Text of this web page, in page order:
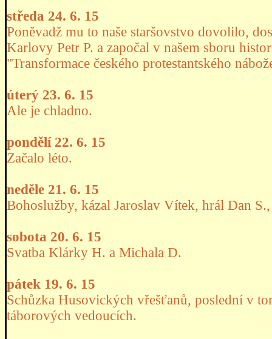
středa 24. 6. 15
Poněvadž mu to naše staršovstvo dovolilo,
Karlovy Petr P. a započal v našem sboru
"Transformace českého protestantského
úterý 23. 6. 15
Ale je chladno.
pondělí 22. 6. 15
Začalo léto.
neděle 21. 6. 15
Bohoslužby, kázal Jaroslav Vítek, hrál Dan
sobota 20. 6. 15
Svatba Klárky H. a Michala D.
pátek 19. 6. 15
Schůzka Husovických vřešťanů, poslední v
táborových vedoucích.